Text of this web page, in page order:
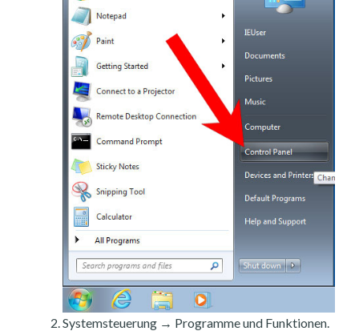
Systemsteuerung → Programme und Funktionen.